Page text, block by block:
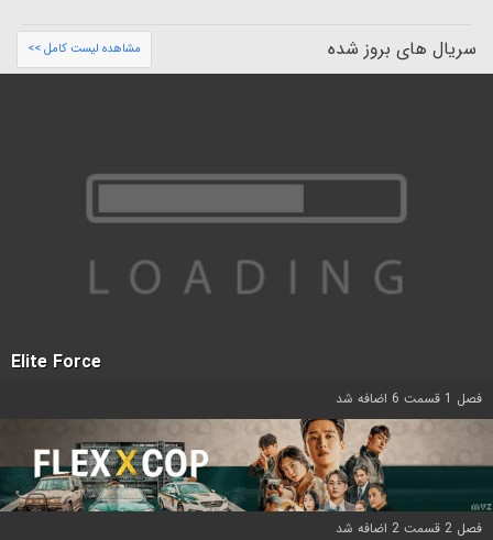
سریال های بروز شده مشاهده لیست کامل >>
Elite Force
فصل 1 قسمت 6 اضافه شد
فصل 2 قسمت 2 اضافه شد